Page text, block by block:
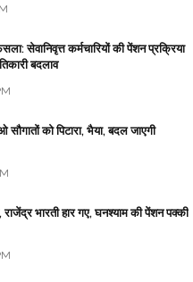
सेवानिवृत्त कर्मचारियों की पेंशन प्रक्रिया
बदलाव
को पिटारा, भैया, बदल जाएगी
राजेंद्र भारती हार गए, घनश्याम की पेंशन पक्की